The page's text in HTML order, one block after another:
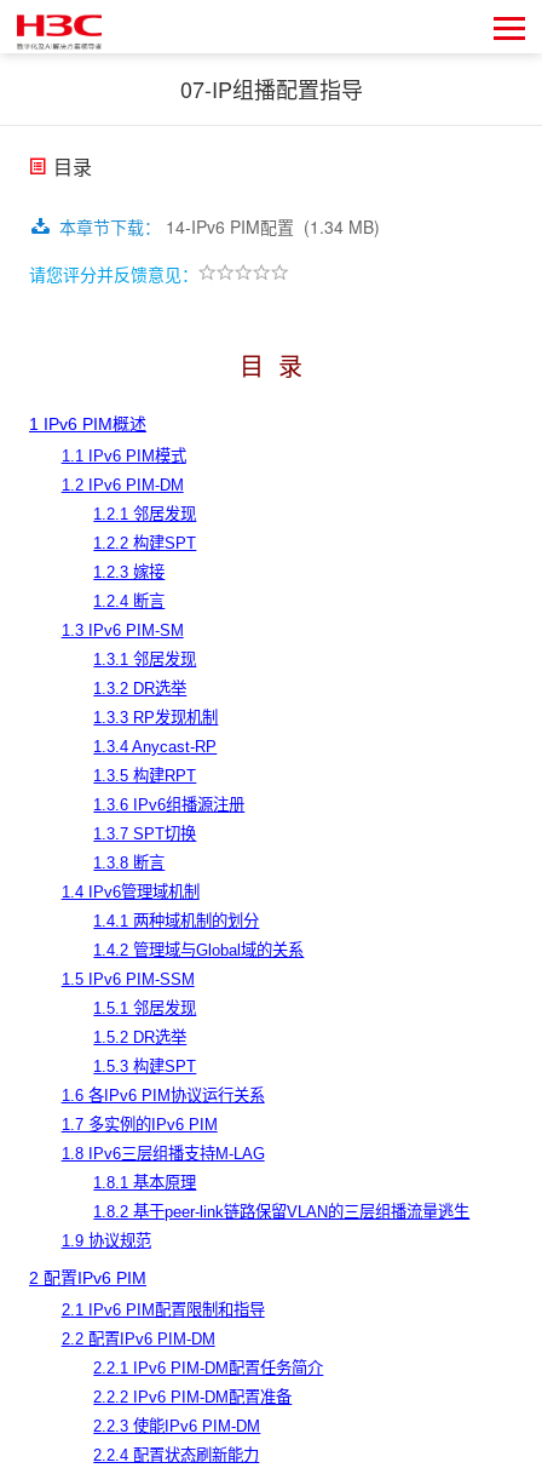
07-IP组播配置指导
目录
本章节下载： 14-IPv6 PIM配置 (1.34 MB)
请您评分并反馈意见：
目 录
1 IPv6 PIM概述
1.1 IPv6 PIM模式
1.2 IPv6 PIM-DM
1.2.1 邻居发现
1.2.2 构建SPT
1.2.3 嫁接
1.2.4 断言
1.3 IPv6 PIM-SM
1.3.1 邻居发现
1.3.2 DR选举
1.3.3 RP发现机制
1.3.4 Anycast-RP
1.3.5 构建RPT
1.3.6 IPv6组播源注册
1.3.7 SPT切换
1.3.8 断言
1.4 IPv6管理域机制
1.4.1 两种域机制的划分
1.4.2 管理域与Global域的关系
1.5 IPv6 PIM-SSM
1.5.1 邻居发现
1.5.2 DR选举
1.5.3 构建SPT
1.6 各IPv6 PIM协议运行关系
1.7 多实例的IPv6 PIM
1.8 IPv6三层组播支持M-LAG
1.8.1 基本原理
1.8.2 基于peer-link链路保留VLAN的三层组播流量逃生
1.9 协议规范
2 配置IPv6 PIM
2.1 IPv6 PIM配置限制和指导
2.2 配置IPv6 PIM-DM
2.2.1 IPv6 PIM-DM配置任务简介
2.2.2 IPv6 PIM-DM配置准备
2.2.3 使能IPv6 PIM-DM
2.2.4 配置状态刷新能力